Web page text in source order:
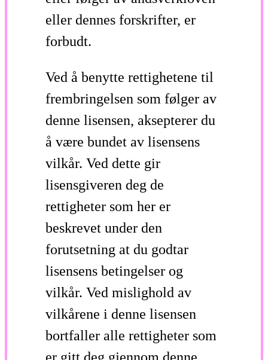
eller dennes forskrifter, er
forbudt.
Ved å benytte rettighetene til
frembringelsen som følger av
denne lisensen, aksepterer du
å være bundet av lisensens
vilkår. Ved dette gir
lisensgiveren deg de
rettigheter som her er
beskrevet under den
forutsetning at du godtar
lisensens betingelser og
vilkår. Ved mislighold av
vilkårene i denne lisensen
bortfaller alle rettigheter som
er gitt deg gjennom denne